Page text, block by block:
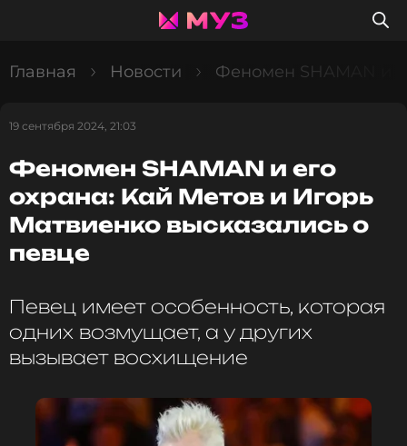
Главная Новости Феномен SHAMAN и
19 сентября 2024, 21:03
Феномен SHAMAN и его
охрана: Кай Метов и Игорь
Матвиенко высказались о
певце
Певец имеет особенность, которая
одних возмущает, а у других
вызывает восхищение